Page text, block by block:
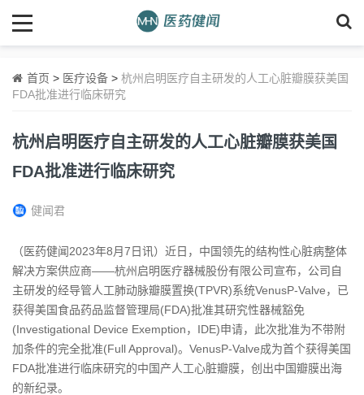
首页 > 医疗设备 > 杭州启明医疗自主研发的人工心脏瓣膜获美国
FDA批准进行临床研究
杭州启明医疗自主研发的人工心脏瓣膜获美国
FDA批准进行临床研究
健闻君
（医药健闻2023年8月7日讯）近日，中国领先的结构性心脏病整体
解决方案供应商——杭州启明医疗器械股份有限公司宣布，公司自
主研发的经导管人工肺动脉瓣膜置换(TPVR)系统VenusP-Valve，已
获得美国食品药品监督管理局(FDA)批准其研究性器械豁免
(Investigational Device Exemption，IDE)申请，此次批准为不带附
加条件的完全批准(Full Approval)。VenusP-Valve成为首个获得美国
FDA批准进行临床研究的中国产人工心脏瓣膜，创出中国瓣膜出海
的新纪录。